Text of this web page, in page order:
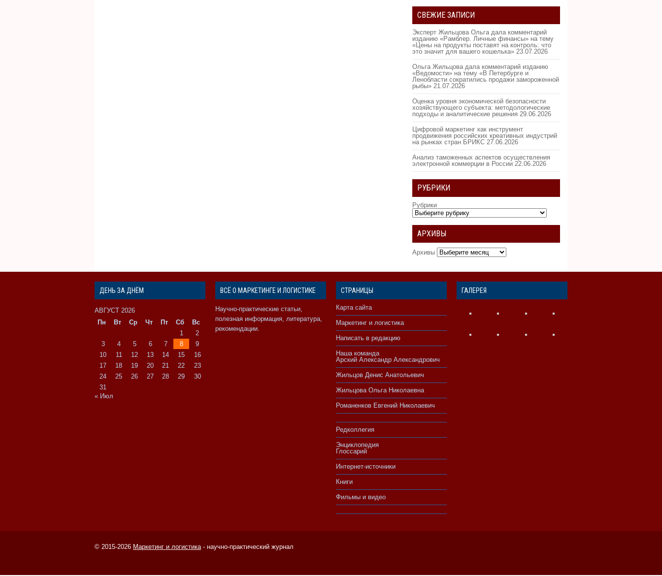
СВЕЖИЕ ЗАПИСИ
Эксперт Жильцова Ольга дала комментарий
изданию «Рамблер. Личные финансы» на тему
«Цены на продукты поставят на контроль: что
это значит для вашего кошелька» 23.07.2026
Ольга Жильцова дала комментарий изданию
«Ведомости» на тему «В Петербурге и
Ленобласти сократились продажи замороженной
рыбы» 21.07.2026
Оценка уровня экономической безопасности
хозяйствующего субъекта: методологические
подходы и аналитические решения 29.06.2026
Цифровой маркетинг как инструмент
продвижения российских креативных индустрий
на рынках стран БРИКС 27.06.2026
Анализ таможенных аспектов осуществления
электронной коммерции в России 22.06.2026
РУБРИКИ
Рубрики
АРХИВЫ
Архивы
ДЕНЬ ЗА ДНЁМ
АВГУСТ 2026
Пн
Вт Ср Чт Пт Сб
Вс
1
2
3
4 5 6 7 8
9
10
11 12 13 14 15
16
17
18 19 20 21 22
23
24
25 26 27 28 29
30
31
« Июл
ВСЁ О МАРКЕТИНГЕ И ЛОГИСТИКЕ
Научно-практические статьи,
полезная информация, литература,
рекомендации.
СТРАНИЦЫ
Карта сайта
Маркетинг и логистика
Написать в редакцию
Наша команда
Арский Александр Александрович
Жильцов Денис Анатольевич
Жильцова Ольга Николаевна
Романенков Евгений Николаевич
Редколлегия
Энциклопедия
Глоссарий
Интернет-источники
Книги
Фильмы и видео
ГАЛЕРЕЯ
© 2015-2026 Маркетинг и логистика- научно-практический журнал